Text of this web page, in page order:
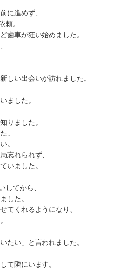
に進めず、
頼。
歯車が狂い始めました。
しい出会いが訪れました。
ました。
りました。
。
。
忘れられず、
いました。
してから、
した。
てくれるようになり、
たい」と言われました。
て隣にいます。